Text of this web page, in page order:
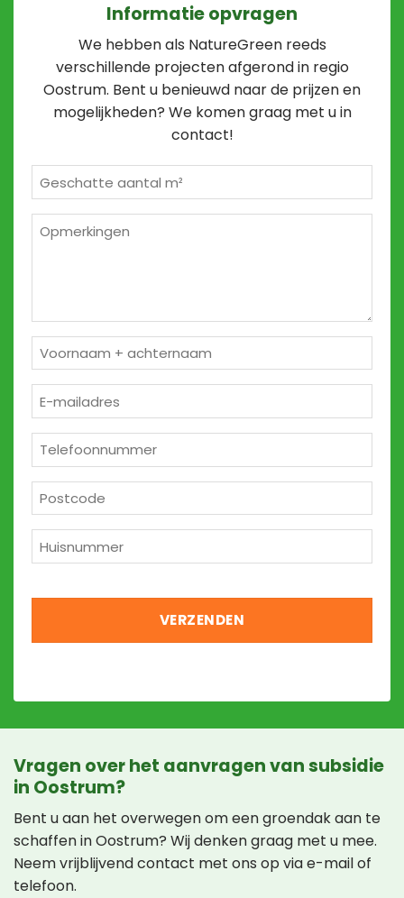
Informatie opvragen
We hebben als NatureGreen reeds
verschillende projecten afgerond in regio
Oostrum. Bent u benieuwd naar de prijzen en
mogelijkheden? We komen graag met u in
contact!
m²
Naam
*
mailadres
*
*
*
Vragen over het aanvragen van subsidie
in Oostrum?
Bent u aan het overwegen om een groendak aan te
schaffen in Oostrum? Wij denken graag met u mee.
Neem vrijblijvend contact met ons op via e-mail of
telefoon.